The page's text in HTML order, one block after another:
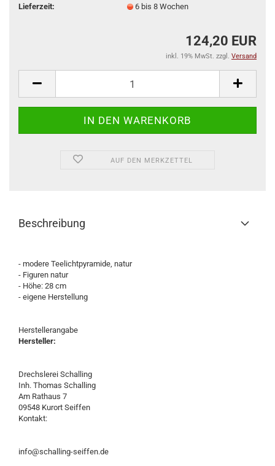
Lieferzeit:
6 bis 8 Wochen
124,20 EUR
inkl. 19% MwSt. zzgl. Versand
AUF DEN MERKZETTEL
Beschreibung
- modere Teelichtpyramide, natur
- Figuren natur
- Höhe: 28 cm
- eigene Herstellung
Herstellerangabe
Hersteller:
Drechslerei Schalling
Inh. Thomas Schalling
Am Rathaus 7
09548 Kurort Seiffen
Kontakt:
info@schalling-seiffen.de